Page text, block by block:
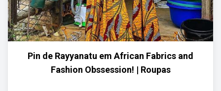
Pin de Rayyanatu em African Fabrics and
Fashion Obssession! | Roupas